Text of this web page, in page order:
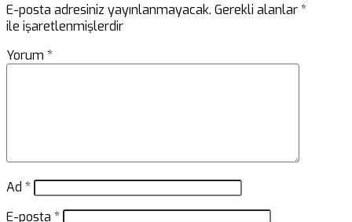
E-posta adresiniz yayınlanmayacak. Gerekli alanlar*
ile işaretlenmişlerdir
Yorum *
Ad *
E-posta *